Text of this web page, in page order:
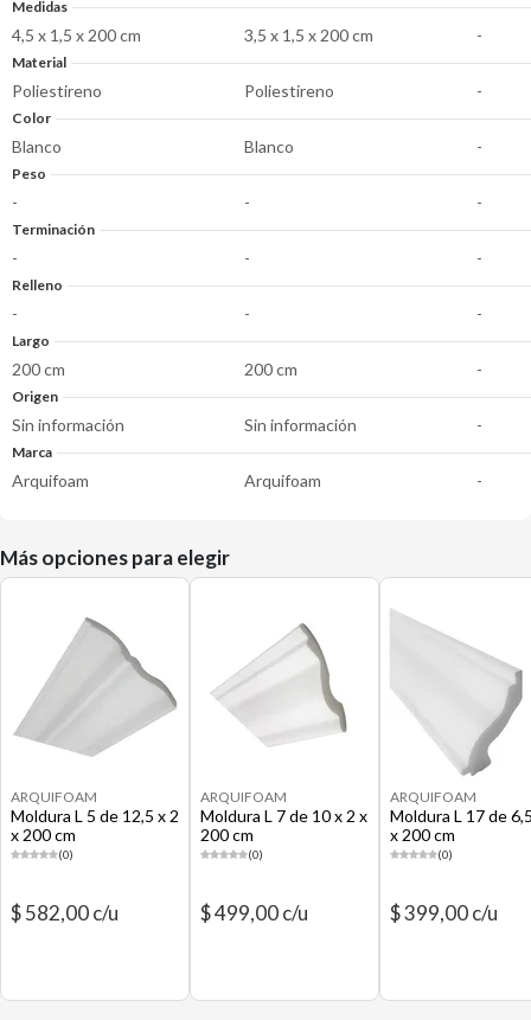
Medidas
4,5 x 1,5 x 200 cm 3,5 x 1,5 x 200 cm -
Material
Poliestireno Poliestireno -
Color
Blanco Blanco -
Peso
- - -
Terminación
- - -
Relleno
- - -
Largo
200 cm 200 cm -
Origen
Sin información Sin información -
Marca
Arquifoam Arquifoam -
Más opciones para elegir
ARQUIFOAM
Moldura L 5 de 12,5 x 2
x 200 cm
(0)
$ 582,00 c/u
ARQUIFOAM
Moldura L 7 de 10 x 2 x
200 cm
(0)
$ 499,00 c/u
ARQUIFOAM
Moldura L 17 de
x 200 cm
(0)
$ 399,00 c/u